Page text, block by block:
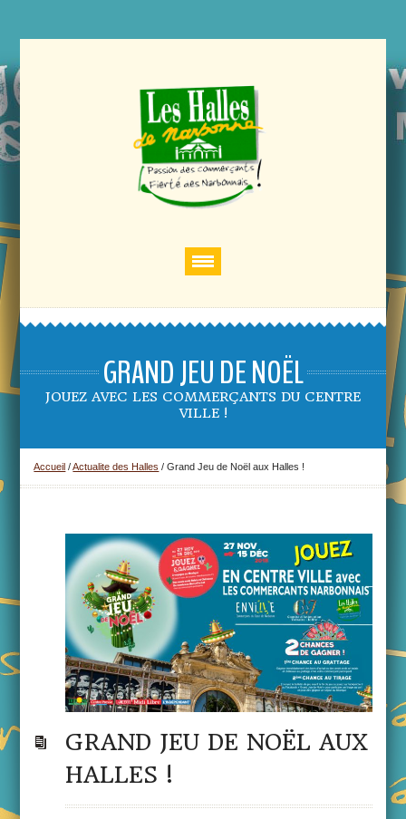
GRAND JEU DE NOËL
JOUEZ AVEC LES COMMERÇANTS DU CENTRE
VILLE !
Accueil /Actualite des Halles /Grand Jeu de Noël aux Halles !
GRAND JEU DE NOËL AUX
HALLES !